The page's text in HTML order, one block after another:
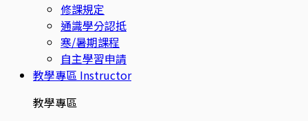
修課規定
通識學分認抵
寒/暑期課程
自主學習申請
教學專區 Instructor
教學專區